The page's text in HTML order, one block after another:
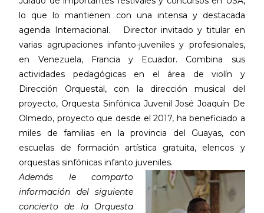
lo que lo mantienen con una intensa y destacada
agenda Internacional. Director invitado y titular en
varias agrupaciones infanto-juveniles y profesionales,
en Venezuela, Francia y Ecuador. Combina sus
actividades pedagógicas en el área de violín y
Dirección Orquestal, con la dirección musical del
proyecto, Orquesta Sinfónica Juvenil José Joaquín De
Olmedo, proyecto que desde el 2017, ha beneficiado a
miles de familias en la provincia del Guayas, con
escuelas de formación artística gratuita, elencos y
orquestas sinfónicas infanto juveniles.
Además le comparto
información del siguiente
concierto de la Orquesta